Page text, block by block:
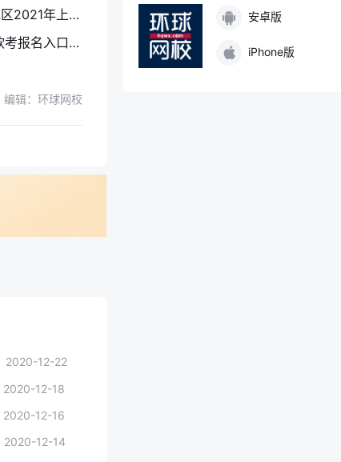
江苏、江西、湖南、兵团4个地区2021年上半年软考报名入口4月14日关闭
浙江、山西2省2021年上半年软考报名入口4月12日结束
编辑：环球网校
2020-12-22
2020-12-18
2020-12-16
2020-12-14
安卓版
iPhone版